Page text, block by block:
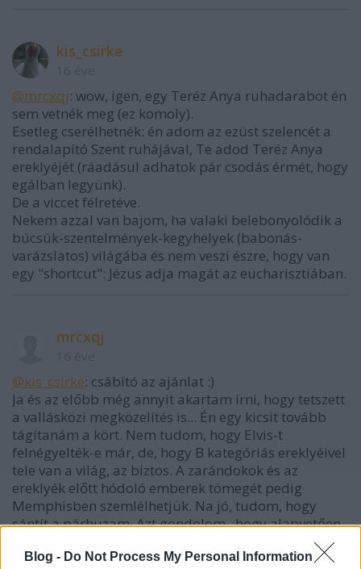
Blog - Do Not Process My Personal Information
kis_csirke
@mrcxqj: wow, igen, egy Teréz Anya ruhadarabot én
sem vetnék meg (ez komoly).
Esetleg cserélhetnék: én adom az ezüst szelencét a
rendalapító Szent ruhájával, Te adod Teréz Anya
ereklyéjét (ráadásul adhatok pár csodás érmét, hogy
egálban legyünk).
De a viccet félretéve.
Nekem azzal van bajom, ha valaki belebonyolódik a
búcsúk-szentelmények-kegyhelyek (babonás-
varázslatos) világába és nem veszi észre, hogy van
egy "shortcut": Jézus adja magát az eucharisztiában.
mrcxqj
@kis_csirke: csábító az ajánlat :)
Ja és az előbb még annyit akartam írni, hogy tetszett
a vallásközi megközelítés is... Én egy kicsit tovább
tágítanám a kört. Nem tudom, hogy Elvis-t
felnégyelték-e már, de, hogy B kategóriás ereklyéivel
tele van a világ, az biztos. A zarándokok és az
ereklyék előtt hódoló emberek tömegét pedig
Memphisben szemlélhetjük. Na jó, tudom, hogy
sántít a párhuzam. Azt gondolom , hogy alapvetően
két aspektus keveredik itt az ereklyék kapcsán. (És ez
inkább amolyan intuitív tapogatozás lévén, hogy